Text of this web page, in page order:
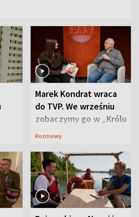
Marek Kondrat wraca
do TVP. We wrześniu
zobaczymy go w „Królu
Maciusiu I”
Rozmowy